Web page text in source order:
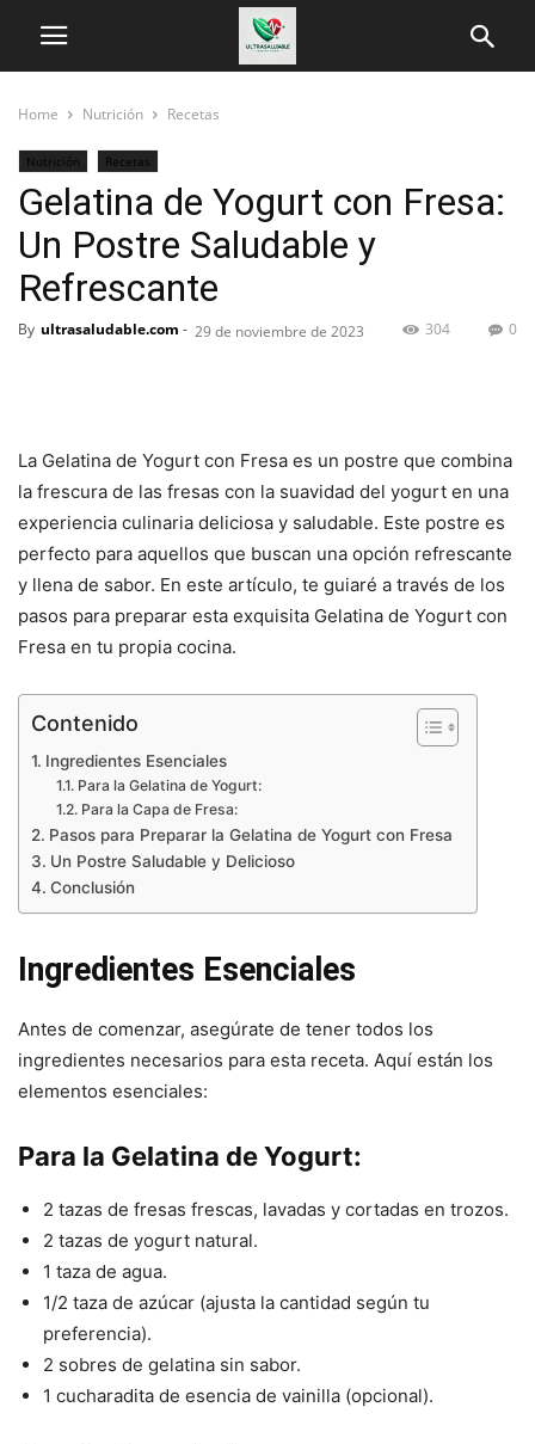
Home Nutrición Recetas
Nutrición Recetas
Gelatina de Yogurt con Fresa:
Un Postre Saludable y
Refrescante
By ultrasaludable.com - 29 de noviembre de 2023 0
304
La Gelatina de Yogurt con Fresa es un postre que combina
la frescura de las fresas con la suavidad del yogurt en una
experiencia culinaria deliciosa y saludable. Este postre es
perfecto para aquellos que buscan una opción refrescante
y llena de sabor. En este artículo, te guiaré a través de los
pasos para preparar esta exquisita Gelatina de Yogurt con
Fresa en tu propia cocina.
Contenido
Ingredientes Esenciales
Para la Gelatina de Yogurt:
Para la Capa de Fresa:
Pasos para Preparar la Gelatina de Yogurt con Fresa
Un Postre Saludable y Delicioso
Conclusión
Ingredientes Esenciales
Antes de comenzar, asegúrate de tener todos los
ingredientes necesarios para esta receta. Aquí están los
elementos esenciales:
Para la Gelatina de Yogurt:
2 tazas de fresas frescas, lavadas y cortadas en trozos.
2 tazas de yogurt natural.
1 taza de agua.
1/2 taza de azúcar (ajusta la cantidad según tu
preferencia).
2 sobres de gelatina sin sabor.
1 cucharadita de esencia de vainilla (opcional).